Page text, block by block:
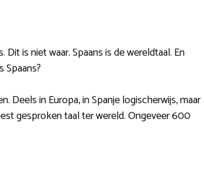
is niet waar. Spaans is de wereldtaal. En
Deels in Europa, in Spanje logischerwijs, maar
gesproken taal ter wereld. Ongeveer 600